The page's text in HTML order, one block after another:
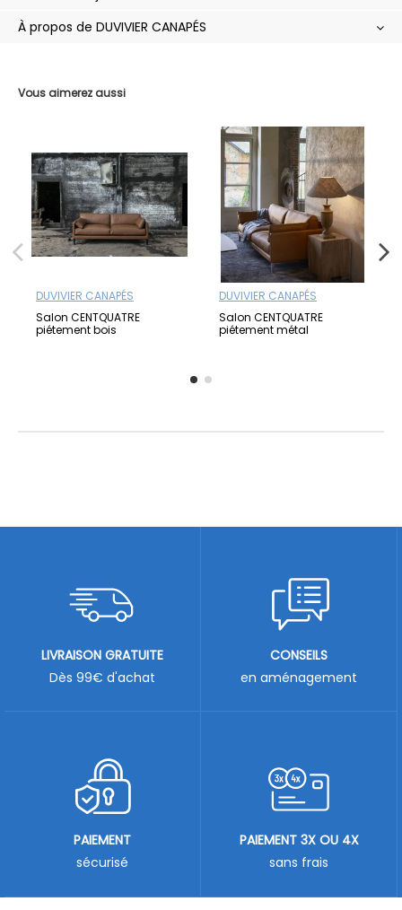
Vous aimerez aussi
DUVIVIER CANAPÉS
Salon CENTQUATRE
piétement bois
DUVIVIER CANAPÉS
Salon CENTQUATRE
piétement métal
À propos de DUVIVIER CANAPÉS
LIVRAISON GRATUITE
Dès 99€ d'achat
CONSEILS
en aménagement
PAIEMENT
sécurisé
PAIEMENT 3X OU 4X
sans frais